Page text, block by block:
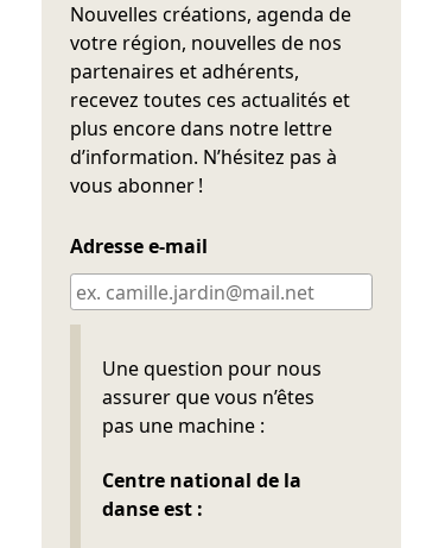
Nouvelles créations, agenda de
votre région, nouvelles de nos
partenaires et adhérents,
recevez toutes ces actualités et
plus encore dans notre lettre
d’information. N’hésitez pas à
vous abonner !
Adresse e-mail
Une question pour nous
assurer que vous n’êtes
pas une machine :
Centre national de la
danse est :
Ne pas remplir